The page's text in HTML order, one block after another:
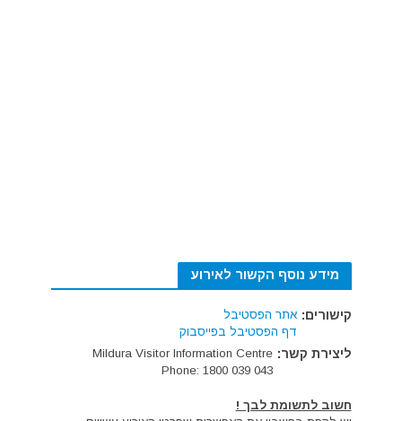
מידע נוסף הקשור לאירוע
קישורים: אתר הפסטיבל
דף הפסטיבל בפייסבוק
ליצירת קשר: Mildura Visitor Information Centre
Phone: 1800 039 043
חשוב לתשומת לבך !